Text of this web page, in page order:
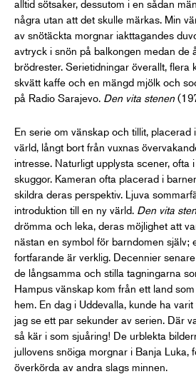
alltid sötsaker, dessutom i en sådan
några utan att det skulle märkas. Min
av snötäckta morgnar iakttagandes
avtryck i snön på balkongen medan de
brödrester. Serietidningar överallt, flera
skvätt kaffe och en mängd mjölk och
på Radio Sarajevo. Den vita stenen
En serie om vänskap och tillit, placerad
värld, långt bort från vuxnas
intresse. Naturligt upplysta scener, ofta
skuggor. Kameran ofta placerad i
skildra deras perspektiv. Ljuva
introduktion till en ny värld. Den vita
drömma och leka, deras möjlighet att
nästan en symbol för barndomen själv;
fortfarande är verklig. Decennier
de långsamma och stilla tagningarna
Hampus vänskap kom från ett land
hem. En dag i Uddevalla, kunde ha
jag se ett par sekunder av serien. Där
så kär i som sjuåring! De urblekta
jullovens snöiga morgnar i Banja Luka,
överkörda av andra slags minnen.